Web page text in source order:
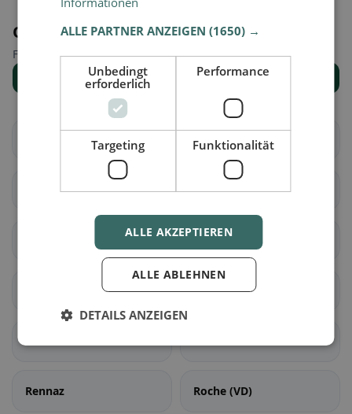
Orte in der Nähe
Finde den passenden Ort für deine Restaurantsuche.
Alle Orte anzeigen
Chessel
Corbeyrier Gryon
Lavey-Morcles Leysin
Ollon
Rennaz Roche (VD)
ALLE PARTNER ANZEIGEN(1650) →
Unbedingt
erforderlich
Performance
Targeting Funktionalität
ALLE AKZEPTIEREN
ALLE ABLEHNEN
DETAILS ANZEIGEN